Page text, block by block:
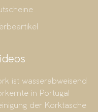
ist wasserabweisend
in Portugal
der Korktasche